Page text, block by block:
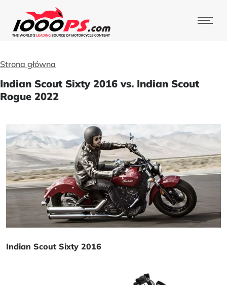
Strona główna
Indian Scout Sixty 2016 vs. Indian Scout
Rogue 2022
Indian Scout Sixty 2016